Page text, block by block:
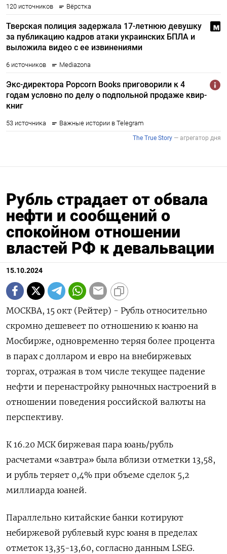
Рубль страдает от обвала
нефти и сообщений о
спокойном отношении
властей РФ к девальвации
15.10.2024
МОСКВА, 15 окт (Рейтер) - Рубль относительно
скромно дешевеет по отношению к юаню на
Мосбирже, одновременно теряя более процента
в парах с долларом и евро на внебиржевых
торгах, отражая в том числе текущее падение
нефти и перенастройку рыночных настроений в
отношении поведения российской валюты на
перспективу.
К 16.20 МСК биржевая пара юань/рубль
расчетами «завтра» была вблизи отметки 13,58,
и рубль теряет 0,4% при объеме сделок 5,2
миллиарда юаней.
Параллельно китайские банки котируют
небиржевой рублевый курс юаня в пределах
отметок 13,35-13,60, согласно данным LSEG.